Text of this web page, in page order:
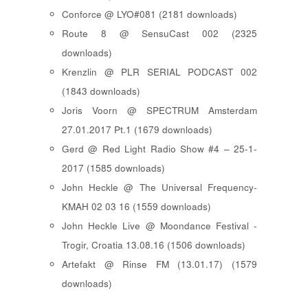
Conforce @ LYO#081 (2181 downloads)
Route 8 @ SensuCast 002 (2325
downloads)
Krenzlin @ PLR SERIAL PODCAST 002
(1843 downloads)
Joris Voorn @ SPECTRUM Amsterdam
27.01.2017 Pt.1 (1679 downloads)
Gerd @ Red Light Radio Show #4 – 25-1-
2017 (1585 downloads)
John Heckle @ The Universal Frequency-
KMAH 02 03 16 (1559 downloads)
John Heckle Live @ Moondance Festival -
Trogir, Croatia 13.08.16 (1506 downloads)
Artefakt @ Rinse FM (13.01.17) (1579
downloads)